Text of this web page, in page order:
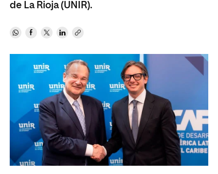
de La Rioja (UNIR).